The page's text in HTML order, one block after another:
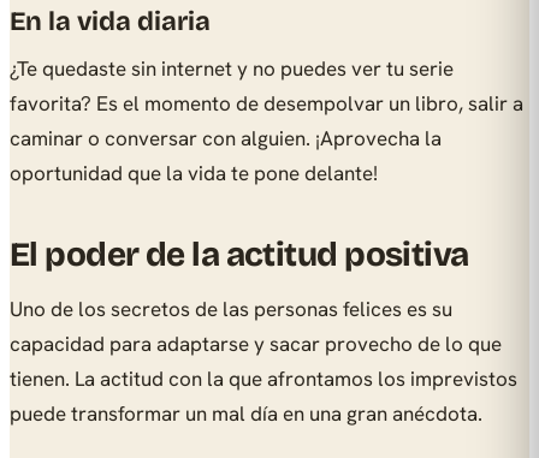
En la vida diaria
¿Te quedaste sin internet y no puedes ver tu serie
favorita? Es el momento de desempolvar un libro, salir a
caminar o conversar con alguien. ¡Aprovecha la
oportunidad que la vida te pone delante!
El poder de la actitud positiva
Uno de los secretos de las personas felices es su
capacidad para adaptarse y sacar provecho de lo que
tienen. La actitud con la que afrontamos los imprevistos
puede transformar un mal día en una gran anécdota.